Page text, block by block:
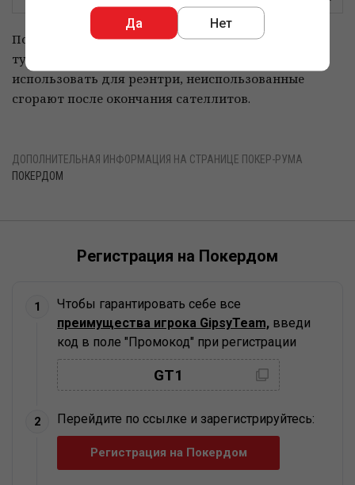
Да Нет
Победителей автоматически зарегистрируют в
турнирах. Повторно выигранные билеты можно
использовать для реэнтри, неиспользованные
сгорают после окончания сателлитов.
ДОПОЛНИТЕЛЬНАЯ ИНФОРМАЦИЯ НА СТРАНИЦЕ ПОКЕР-РУМА
ПОКЕРДОМ
Регистрация на Покердом
1
Чтобы гарантировать себе все
преимущества игрока GipsyTeam, введи
код в поле "Промокод" при регистрации
GT1
Скопировано
2 Перейдите по ссылке и зарегистрируйтесь:
Регистрация на Покердом